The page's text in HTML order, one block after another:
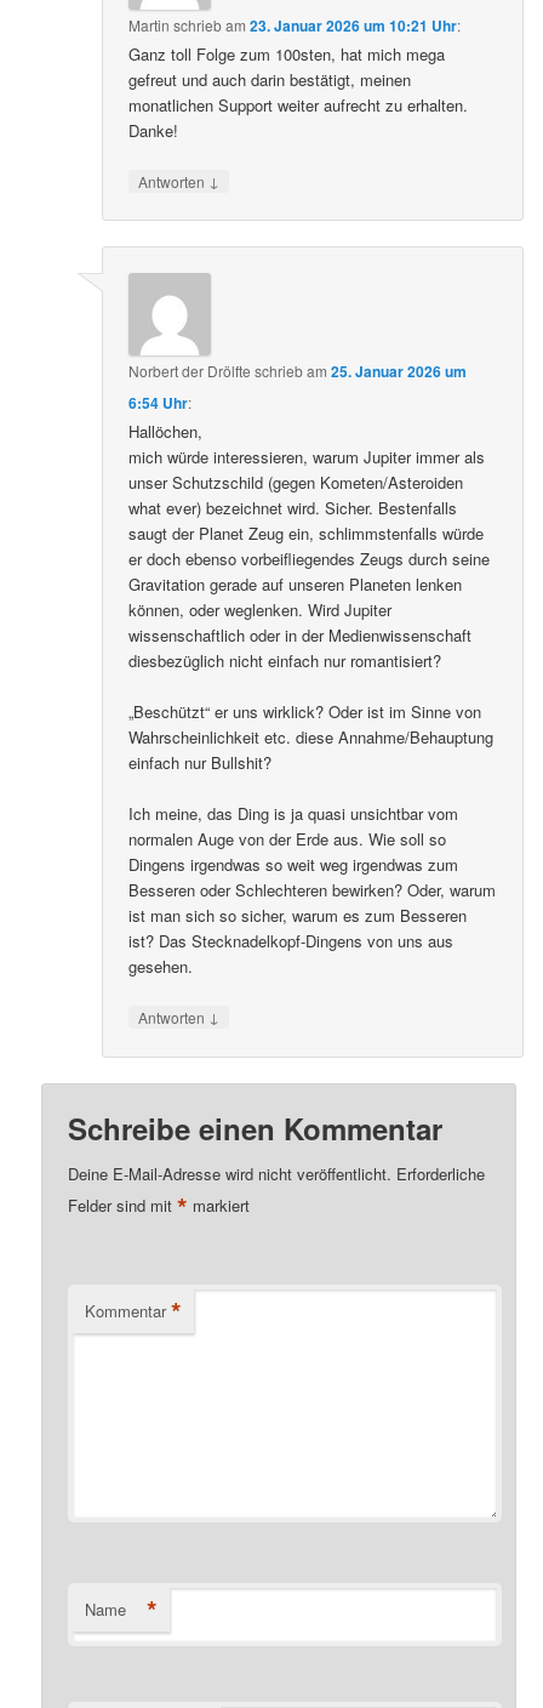
Martin schriebam23. Januar 2026 um 10:21 Uhr:
Ganz toll Folge zum 100sten, hat mich mega
gefreut und auch darin bestätigt, meinen
monatlichen Support weiter aufrecht zu erhalten.
Danke!
Antworten ↓
Norbert der Drölfte schriebam25. Januar 2026 um
6:54 Uhr:
Hallöchen,
mich würde interessieren, warum Jupiter immer als
unser Schutzschild (gegen Kometen/Asteroiden
what ever) bezeichnet wird. Sicher. Bestenfalls
saugt der Planet Zeug ein, schlimmstenfalls würde
er doch ebenso vorbeifliegendes Zeugs durch seine
Gravitation gerade auf unseren Planeten lenken
können, oder weglenken. Wird Jupiter
wissenschaftlich oder in der Medienwissenschaft
diesbezüglich nicht einfach nur romantisiert?
„Beschützt“ er uns wirklick? Oder ist im Sinne von
Wahrscheinlichkeit etc. diese Annahme/Behauptung
einfach nur Bullshit?
Ich meine, das Ding is ja quasi unsichtbar vom
normalen Auge von der Erde aus. Wie soll so
Dingens irgendwas so weit weg irgendwas zum
Besseren oder Schlechteren bewirken? Oder, warum
ist man sich so sicher, warum es zum Besseren
ist? Das Stecknadelkopf-Dingens von uns aus
gesehen.
Antworten ↓
Schreibe einen Kommentar
Deine E-Mail-Adresse wird nicht veröffentlicht. Erforderliche
Felder sind mit* markiert
Kommentar *
Name *